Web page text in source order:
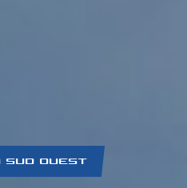
SUD OUEST